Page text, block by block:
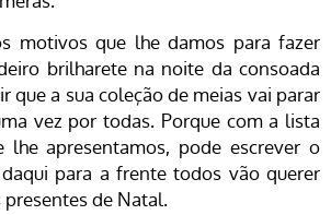
motivos que lhe damos para fazer
brilharete na noite da consoada
que a sua coleção de meias vai parar
vez por todas. Porque com a lista
lhe apresentamos, pode escrever o
para a frente todos vão querer
de Natal.